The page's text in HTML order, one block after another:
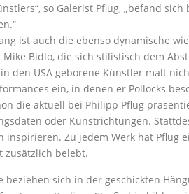
so Galerist Pflug, „befand
ist auch die ebenso dynamische
Mike Bidlo, die sich stilistisch dem
in den USA geborene Künstler malt
ein, in denen er Pollocks
die aktuell bei Philipp Pflug
oder Kunstrichtungen.
inspirieren. Zu jedem Werk hat Pflug
zusätzlich belebt.
beziehen sich in der geschickten